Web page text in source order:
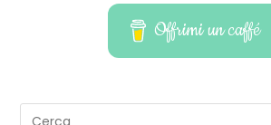
Offrimi un caffé